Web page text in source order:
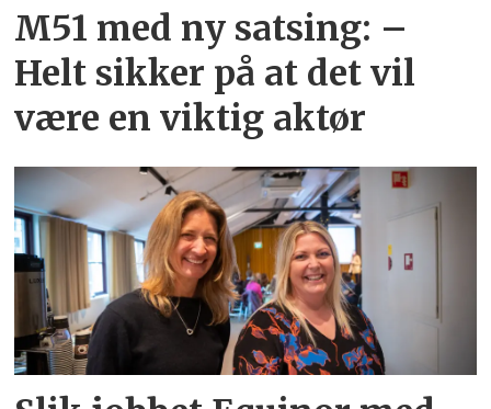
M51 med ny satsing: –
Helt sikker på at det vil
være en viktig aktør